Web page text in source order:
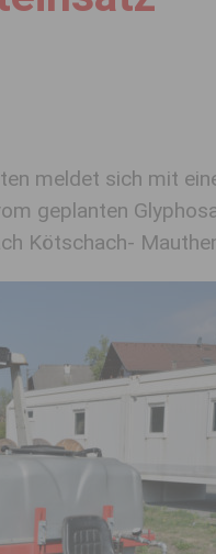
meldet sich mit
geplanten
Kötschach-